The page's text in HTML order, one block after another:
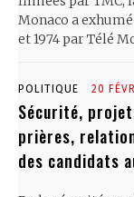
Monaco a
et 1974 par Télé
POLITIQUE 20
Sécurité,
prières,
des candidats